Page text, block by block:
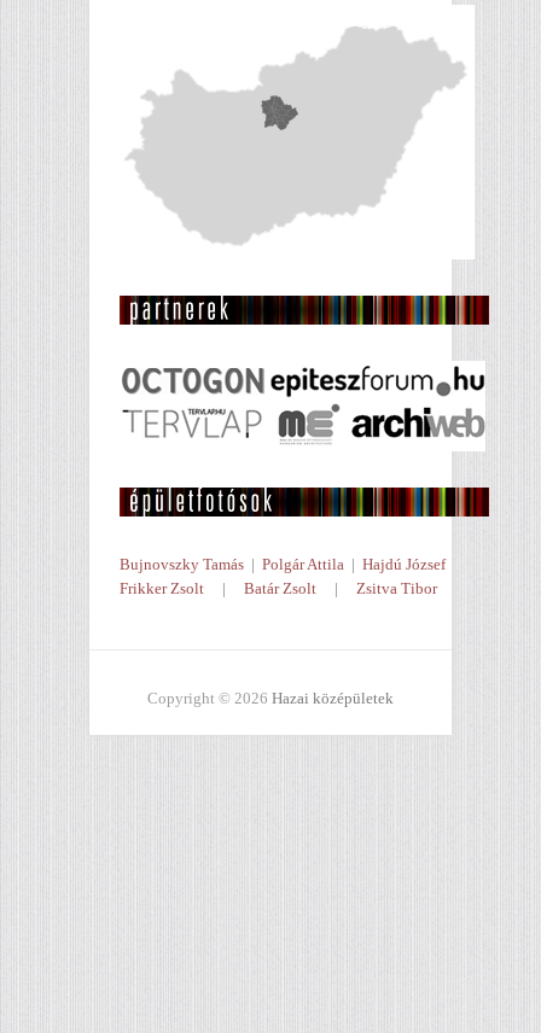
Bujnovszky Tamás | Polgár Attila | Hajdú József
Frikker Zsolt | Batár Zsolt | Zsitva Tibor
Copyright © 2026 Hazai középületek